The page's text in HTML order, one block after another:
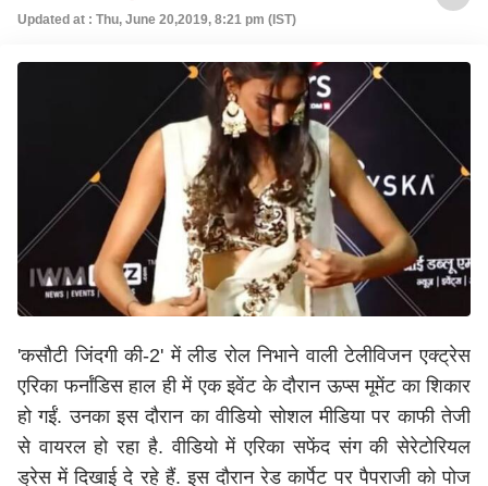
Updated at : Thu, June 20,2019, 8:21 pm (IST)
'कसौटी जिंदगी की-2' में लीड रोल निभाने वाली टेलीविजन एक्ट्रेस
एरिका फर्नांडिस हाल ही में एक इवेंट के दौरान ऊप्स मूमेंट का शिकार
हो गईं. उनका इस दौरान का वीडियो सोशल मीडिया पर काफी तेजी
से वायरल हो रहा है. वीडियो में एरिका सफेंद संग की सेरेटोरियल
ड्रेस में दिखाई दे रहे हैं. इस दौरान रेड कार्पेट पर पैपराजी को पोज